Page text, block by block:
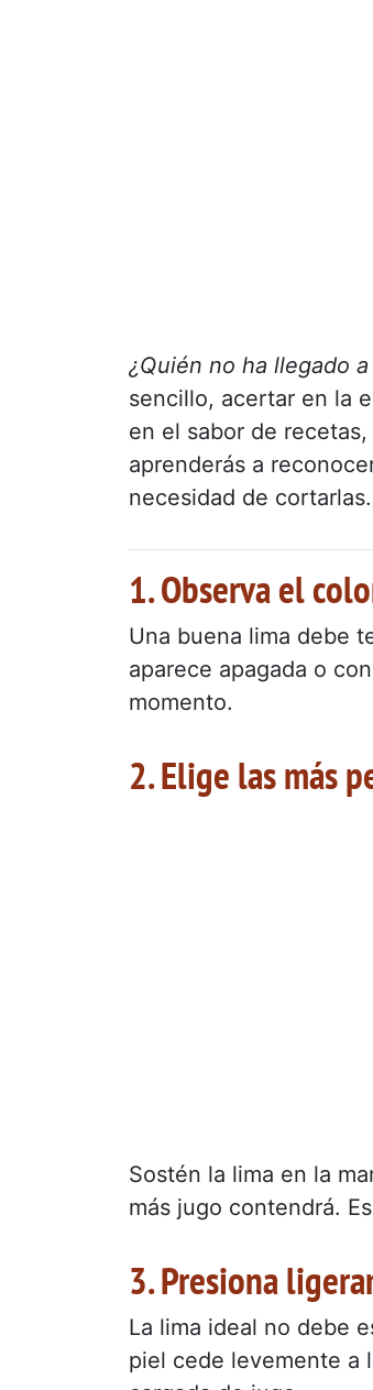
¿Quién no ha llegado
sencillo, acertar en la
en el sabor de
aprenderás a
necesidad de cortarlas.
1. Observa el
Una buena lima debe
aparece apagada o
momento.
2. Elige las más
Sostén la lima en la
más jugo contendrá.
3. Presiona
La lima ideal no debe
piel cede levemente a